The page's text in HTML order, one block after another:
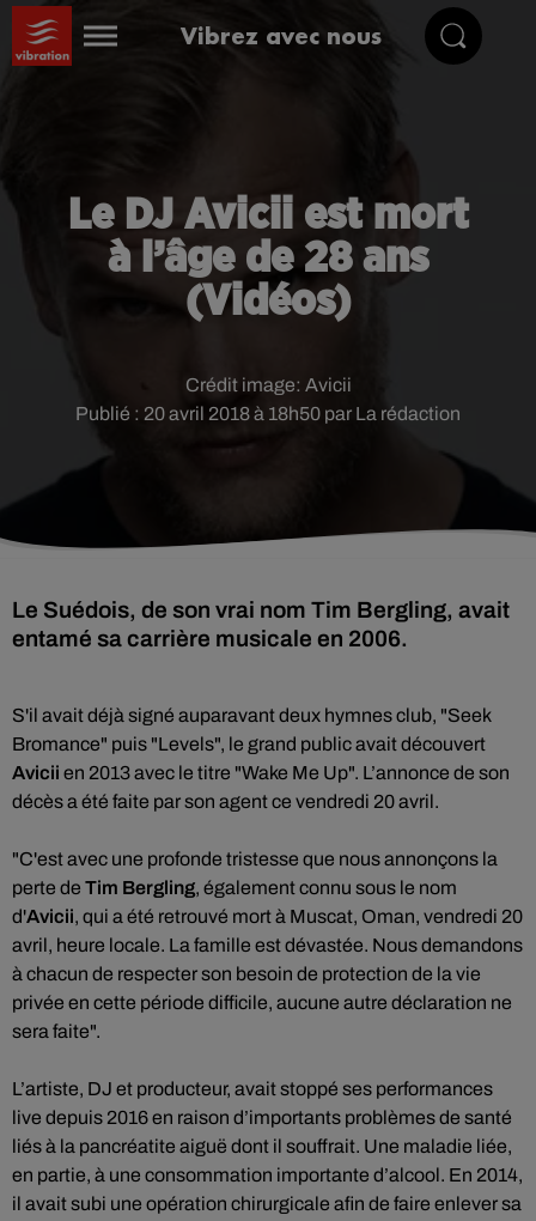
Vibrez avec nous
Le DJ Avicii est mort
à l’âge de 28 ans
(Vidéos)
Publié : 20 avril 2018 à 18h50 par La rédaction
Crédit image: Avicii
Le Suédois, de son vrai nom Tim Bergling, avait
entamé sa carrière musicale en 2006.
S'il avait déjà signé auparavant deux hymnes club, "Seek
Bromance" puis "Levels", le grand public avait découvert
Avicii en 2013 avec le titre "Wake Me Up". L’annonce de son
décès a été faite par son agent ce vendredi 20 avril.
"C'est avec une profonde tristesse que nous annonçons la
perte de Tim Bergling, également connu sous le nom
d'Avicii, qui a été retrouvé mort à Muscat, Oman, vendredi 20
avril, heure locale. La famille est dévastée. Nous demandons
à chacun de respecter son besoin de protection de la vie
privée en cette période difficile, aucune autre déclaration ne
sera faite".
L’artiste, DJ et producteur, avait stoppé ses performances
live depuis 2016 en raison d’importants problèmes de santé
liés à la pancréatite aiguë dont il souffrait. Une maladie liée,
en partie, à une consommation importante d’alcool. En 2014,
il avait subi une opération chirurgicale afin de faire enlever sa